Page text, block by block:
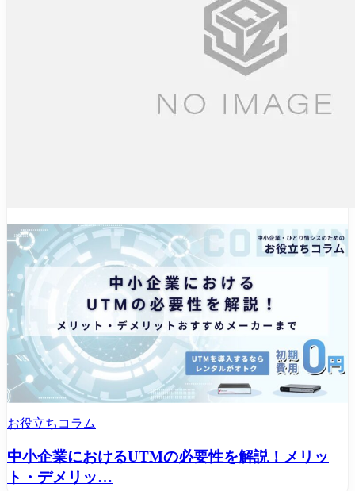
お役立ちコラム
中小企業におけるUTMの必要性を解説！メリッ
ト・デメリッ…